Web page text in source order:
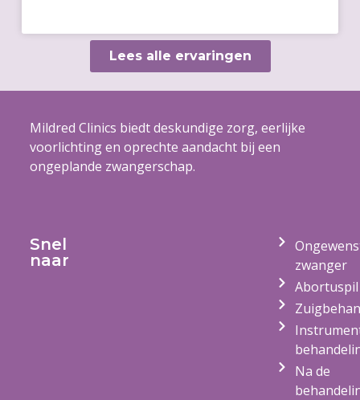
Lees alle ervaringen
Mildred Clinics biedt deskundige zorg, eerlijke
voorlichting en oprechte aandacht bij een
ongeplande zwangerschap.
Snel
naar
zwanger
Abortuspil
Na de